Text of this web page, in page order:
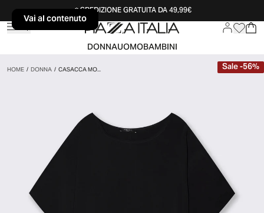
Vai al contenutoSPEDIZIONE GRATUITA DA 49,99€
DONNAUOMOBAMBINI
HOME/DONNA/CASACCA MO... Sale-56%
Vai al contenuto